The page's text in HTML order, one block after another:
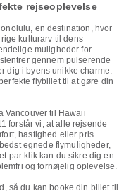
rejseoplevelse
en destination, hvor
kulturarv til dens
muligheder for
gennem pulserende
dig i byens unikke charme.
flybillet til at gøre din
Vancouver til Hawaii
forstår vi, at alle rejsende
hastighed eller pris.
egnede flymuligheder,
par klik kan du sikre dig en
og fornøjelig oplevelse.
så du kan booke din billet til